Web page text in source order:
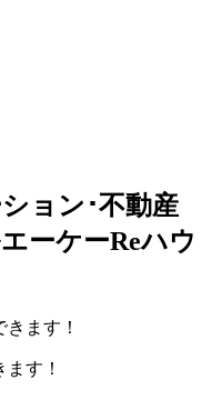
ます！
す！